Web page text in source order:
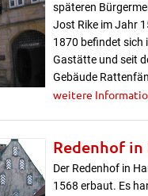
späteren
Jost Rike im Jahr
1870 befindet sich
Gastätte und seit
Gebäude
weitere
Redenhof in
Der Redenhof in
1568 erbaut. Es